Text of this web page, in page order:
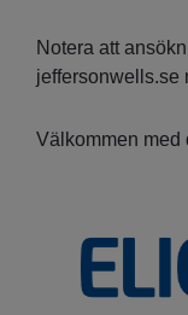
Notera att
jeffersonwells.se
Välkommen med